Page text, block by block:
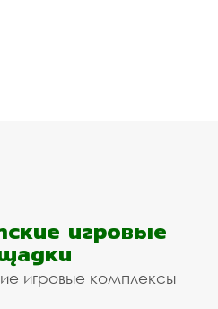
игровые
игровые комплексы